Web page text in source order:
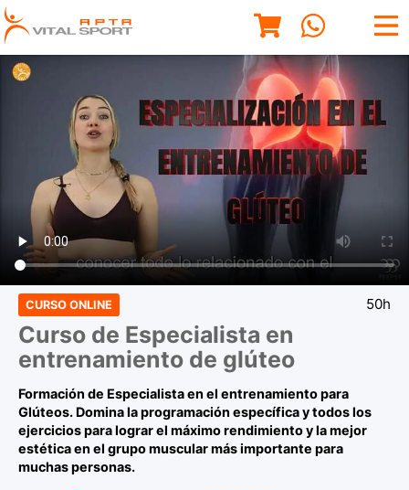
CURSO ONLINE 50h
Curso de Especialista en
entrenamiento de glúteo
Formación de Especialista en el entrenamiento para
Glúteos. Domina la programación específica y todos los
ejercicios para lograr el máximo rendimiento y la mejor
estética en el grupo muscular más importante para
muchas personas.